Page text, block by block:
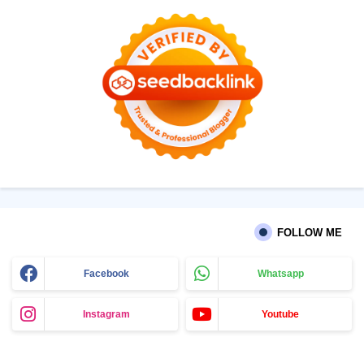
FOLLOW ME
Facebook Whatsapp
Instagram Youtube